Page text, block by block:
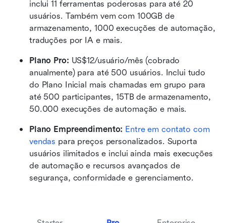
inclui 11 ferramentas poderosas para até 20
usuários. Também vem com 100GB de
armazenamento, 1000 execuções de automação,
traduções por IA e mais.
Plano Pro: US$12/usuário/mês (cobrado
anualmente) para até 500 usuários. Inclui tudo
do Plano Inicial mais chamadas em grupo para
até 500 participantes, 15TB de armazenamento,
50.000 execuções de automação e mais.
Plano Empreendimento: Entre em contato com
vendas para preços personalizados. Suporta
usuários ilimitados e inclui ainda mais execuções
de automação e recursos avançados de
segurança, conformidade e gerenciamento.